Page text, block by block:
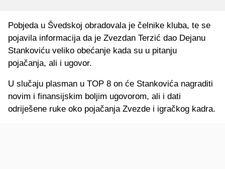
Pobjeda u Švedskoj obradovala je čelnike kluba, te se
pojavila informacija da je Zvezdan Terzić dao Dejanu
Stankoviću veliko obećanje kada su u pitanju
pojačanja, ali i ugovor.
U slučaju plasman u TOP 8 on će Stankovića nagraditi
novim i finansijskim boljim ugovorom, ali i dati
odriješene ruke oko pojačanja Zvezde i igračkog kadra.